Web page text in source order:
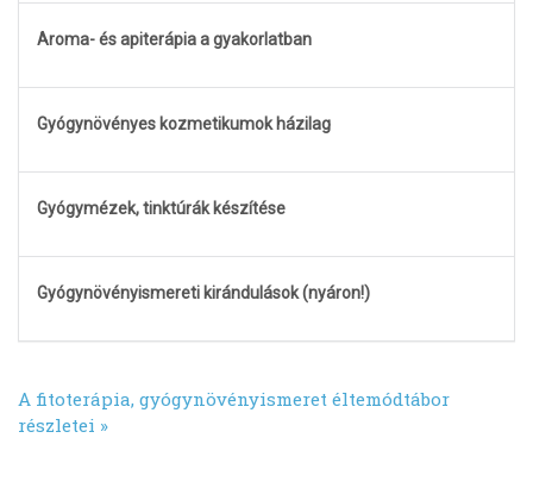
Aroma- és apiterápia a gyakorlatban
Gyógynövényes kozmetikumok házilag
Gyógymézek, tinktúrák készítése
Gyógynövényismereti kirándulások (nyáron!)
A fitoterápia, gyógynövényismeret éltemódtábor
részletei »